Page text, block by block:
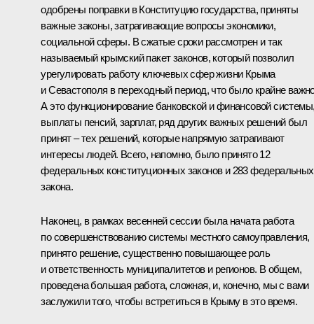
одобрены поправки в Конституцию государства, приняты
важные законы, затрагивающие вопросы экономики,
социальной сферы. В сжатые сроки рассмотрен и так
называемый крымский пакет законов, который позволил
урегулировать работу ключевых сфер жизни Крыма
и Севастополя в переходный период, что было крайне
А это функционирование банковской и финансовой
выплаты пенсий, зарплат, ряд других важных решений был
принят – тех решений, которые напрямую затрагивают
интересы людей. Всего, напомню, было принято 12
федеральных конституционных законов и 283 федеральных
закона.
Наконец, в рамках весенней сессии была начата работа
по совершенствованию системы местного самоуправления,
принято решение, существенно повышающее роль
и ответственность муниципалитетов и регионов. В общем,
проведена большая работа, сложная, и, конечно, мы с вами
заслужили того, чтобы встретиться в Крыму в это время.